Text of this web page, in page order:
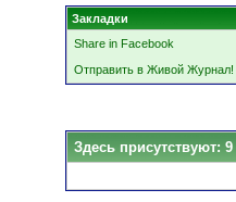
Закладки
Share in Facebook
Отправить в Живой Журнал!
Здесь присутствуют: 9